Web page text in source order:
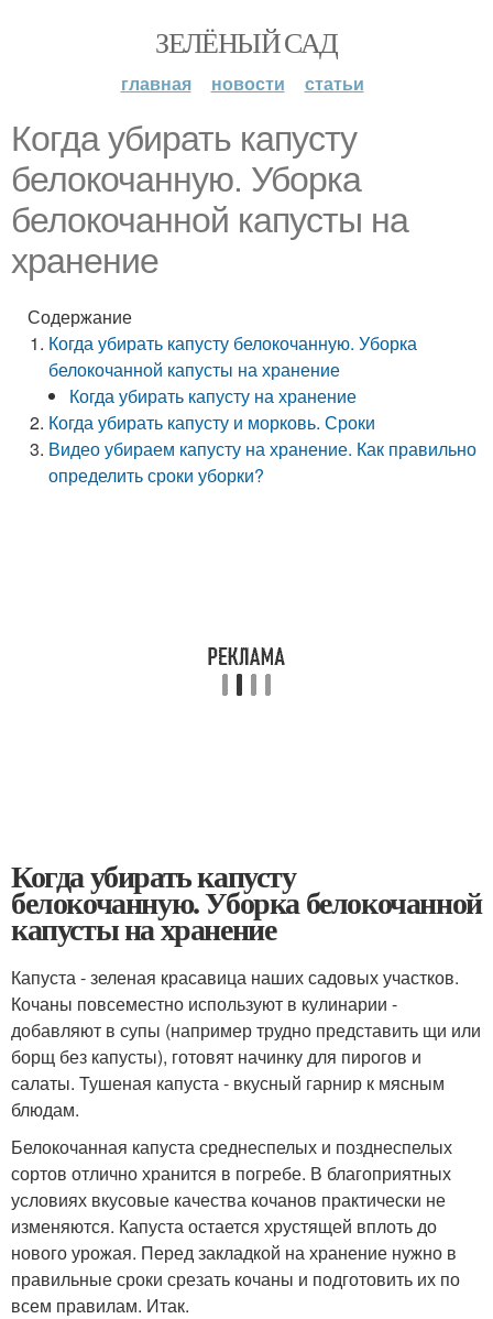
ЗЕЛЁНЫЙ САД
главная новости статьи
Когда убирать капусту
белокочанную. Уборка
белокочанной капусты на
хранение
Содержание
Когда убирать капусту белокочанную. Уборка
белокочанной капусты на хранение
Когда убирать капусту на хранение
Когда убирать капусту и морковь. Сроки
Видео убираем капусту на хранение. Как правильно
определить сроки уборки?
Когда убирать капусту
белокочанную. Уборка белокочанной
капусты на хранение
Капуста - зеленая красавица наших садовых участков.
Кочаны повсеместно используют в кулинарии -
добавляют в супы (например трудно представить щи или
борщ без капусты), готовят начинку для пирогов и
салаты. Тушеная капуста - вкусный гарнир к мясным
блюдам.
Белокочанная капуста среднеспелых и позднеспелых
сортов отлично хранится в погребе. В благоприятных
условиях вкусовые качества кочанов практически не
изменяются. Капуста остается хрустящей вплоть до
нового урожая. Перед закладкой на хранение нужно в
правильные сроки срезать кочаны и подготовить их по
всем правилам. Итак.